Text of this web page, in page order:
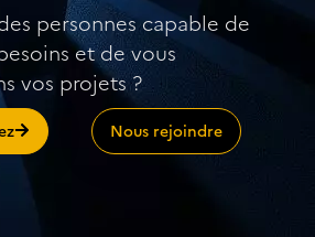
personnes capable de
et de vous
vos projets ?
Nous rejoindre